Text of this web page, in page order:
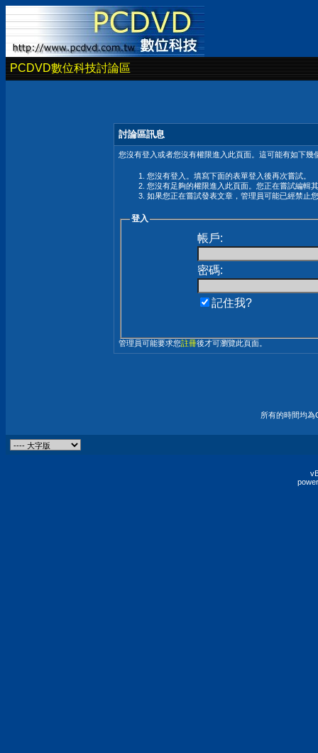
PCDVD數位科技討論區
討論區訊息
您沒有登入或者您沒有權限進入此頁面。這可能有如下幾
您沒有登入。填寫下面的表單登入後再次嘗試。
您沒有足夠的權限進入此頁面。您正在嘗試編輯
如果您正在嘗試發表文章，管理員可能已經禁止
登入
帳戶:
密碼:
記住我?
管理員可能要求您註冊後才可瀏覽此頁面。
所有的時間均為